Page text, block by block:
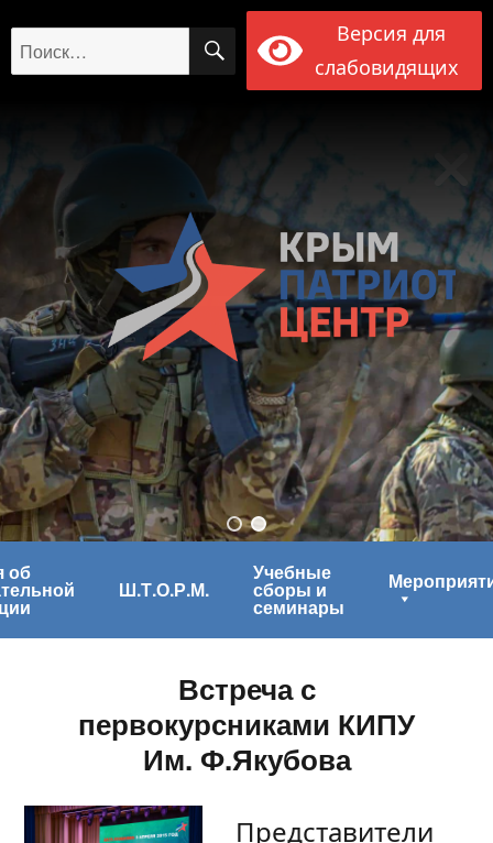
Искать: ПОИСК
Версия для
слабовидящих
об
Ш.Т.О.Р.М.
Учебные
сборы и
семинары
Встреча с
первокурсниками КИПУ
Им. Ф.Якубова
Представители